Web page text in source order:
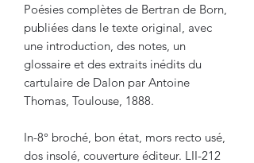
Poésies complètes de Bertran de Born,
publiées dans le texte original, avec
une introduction, des notes, un
glossaire et des extraits inédits du
cartulaire de Dalon par Antoine
Thomas, Toulouse, 1888.
In-8° broché, bon état, mors recto usé,
dos insolé, couverture éditeur. LII-212